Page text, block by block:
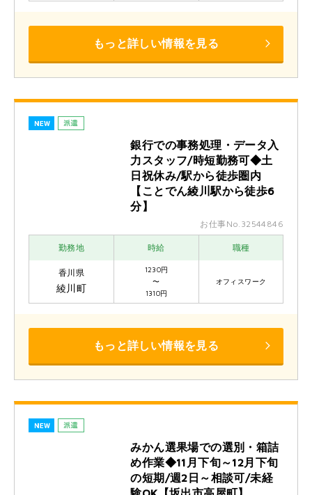
もっと詳しい情報を見る
銀行での事務処理・データ入
力スタッフ/時短勤務可◆土
日祝休み/駅から徒歩圏内
【ことでん綾川駅から徒歩6
分】
お仕事No.32544846
勤務地 時給 職種
香川県
綾川町
1230円
〜
1310円
オフィスワーク
もっと詳しい情報を見る
みかん選果場での選別・箱詰
め作業◆11月下旬～12月下旬
の短期/週2日～相談可/未経